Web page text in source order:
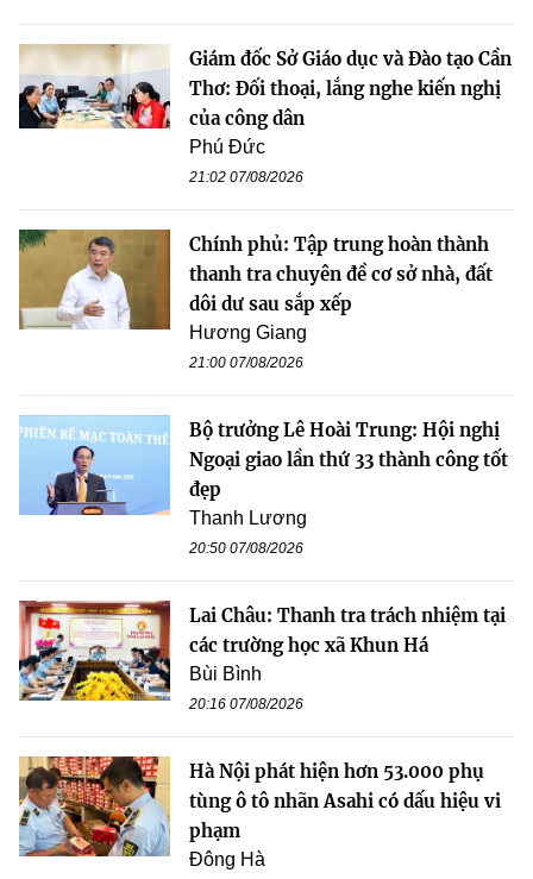
Giám đốc Sở Giáo dục và Đào tạo Cần
Thơ: Đối thoại, lắng nghe kiến nghị
của công dân
Phú Đức
21:02 07/08/2026
Chính phủ: Tập trung hoàn thành
thanh tra chuyên đề cơ sở nhà, đất
dôi dư sau sắp xếp
Hương Giang
21:00 07/08/2026
Bộ trưởng Lê Hoài Trung: Hội nghị
Ngoại giao lần thứ 33 thành công tốt
đẹp
Thanh Lương
20:50 07/08/2026
Lai Châu: Thanh tra trách nhiệm tại
các trường học xã Khun Há
Bùi Bình
20:16 07/08/2026
Hà Nội phát hiện hơn 53.000 phụ
tùng ô tô nhãn Asahi có dấu hiệu vi
phạm
Đông Hà